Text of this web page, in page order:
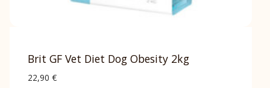
Brit GF Vet Diet Dog Obesity 2kg
22,90 €